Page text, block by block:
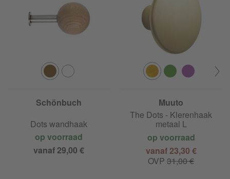
Schönbuch
Dots wandhaak
op voorraad
vanaf 29,00 €
Muuto
The Dots - Klerenhaak
metaal L
op voorraad
vanaf 23,30 €
OVP31,00 €